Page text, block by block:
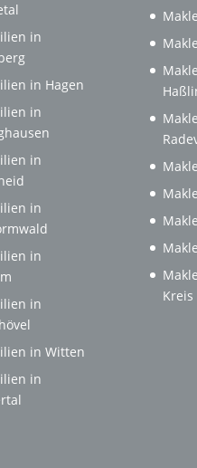
in
in Hagen
in
in
in
in
in
in Witten
in
Kreis